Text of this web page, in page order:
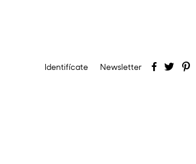
Identifícate Newsletter